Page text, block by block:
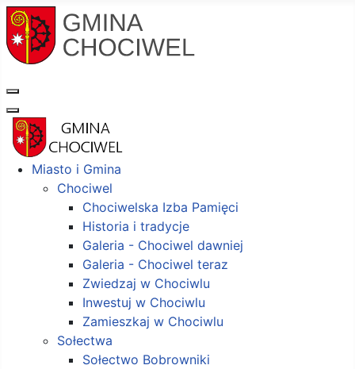
Miasto i Gmina
Chociwel
Chociwelska Izba Pamięci
Historia i tradycje
Galeria - Chociwel dawniej
Galeria - Chociwel teraz
Zwiedzaj w Chociwlu
Inwestuj w Chociwlu
Zamieszkaj w Chociwlu
Sołectwa
Sołectwo Bobrowniki